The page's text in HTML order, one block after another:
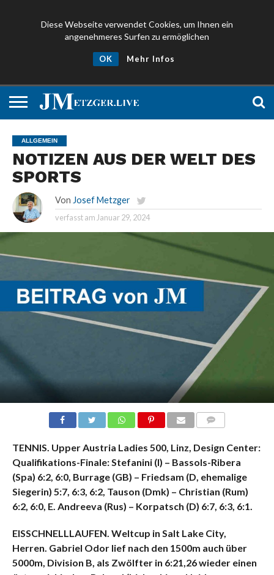
Diese Webseite verwendet Cookies, um Ihnen ein
angenehmeres Surfen zu ermöglichen
OK Mehr Infos
ALLGEMEIN
NOTIZEN AUS DER WELT DES
SPORTS
Von Josef Metzger
verfasst am Januar 29, 2024
TENNIS. Upper Austria Ladies 500, Linz, Design Center:
Qualifikations-Finale: Stefanini (I) – Bassols-Ribera
(Spa) 6:2, 6:0, Burrage (GB) – Friedsam (D, ehemalige
Siegerin) 5:7, 6:3, 6:2, Tauson (Dmk) – Christian (Rum)
6:2, 6:0, E. Andreeva (Rus) – Korpatsch (D) 6:7, 6:3, 6:1.
EISSCHNELLLAUFEN. Weltcup in Salt Lake City,
Herren. Gabriel Odor lief nach den 1500m auch über
5000m, Division B, als Zwölfter in 6:21,26 wieder einen